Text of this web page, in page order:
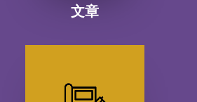
文章